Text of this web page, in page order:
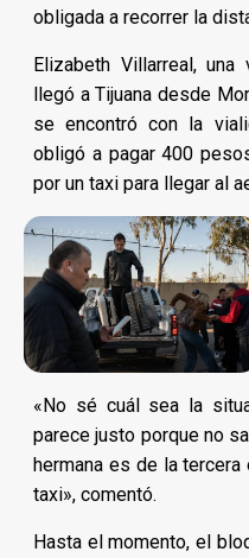
obligada a recorrer la
Elizabeth Villarreal,
llegó a Tijuana desde
se encontró con la
obligó a pagar 400
por un taxi para llegar al
«No sé cuál sea la
parece justo porque no
hermana es de la
taxi», comentó.
Hasta el momento, el